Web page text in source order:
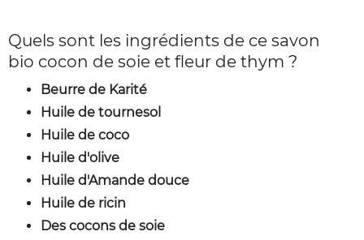
Quels sont les ingrédients de ce savon
bio cocon de soie et fleur de thym ?
Beurre de Karité
Huile de tournesol
Huile de coco
Huile d'olive
Huile d'Amande douce
Huile de ricin
Des cocons de soie